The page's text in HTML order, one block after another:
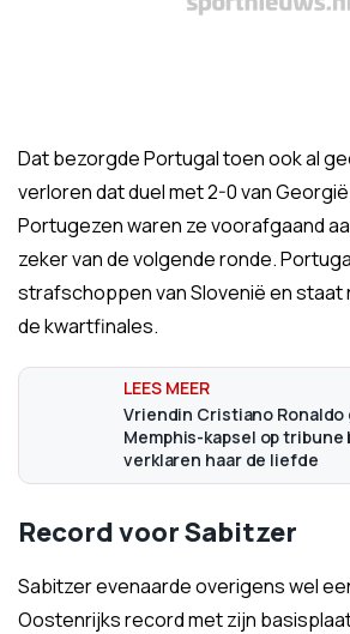
Dat bezorgde Portugal toen ook al
verloren dat duel met 2-0 van
Portugezen waren ze voorafgaand
zeker van de volgende ronde.
strafschoppen van Slovenië en staat
de kwartfinales.
Vriendin Cristiano Ronaldo
Memphis-kapsel op
verklaren haar de liefde
Record voor Sabitzer
Sabitzer evenaarde overigens wel
Oostenrijks record met zijn